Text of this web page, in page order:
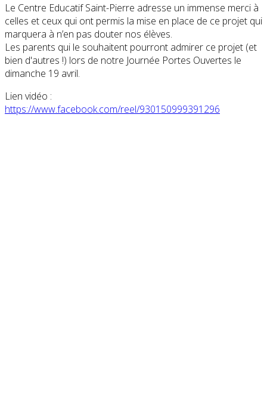
Le Centre Educatif Saint-Pierre adresse un immense merci à
celles et ceux qui ont permis la mise en place de ce projet qui
marquera à n’en pas douter nos élèves.
Les parents qui le souhaitent pourront admirer ce projet (et
bien d'autres !) lors de notre Journée Portes Ouvertes le
dimanche 19 avril.
Lien vidéo :
https://www.facebook.com/reel/930150999391296